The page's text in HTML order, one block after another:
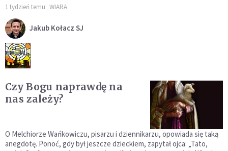
1 tydzień temu WIARA
Jakub Kołacz SJ
Czy Bogu naprawdę na
nas zależy?
O Melchiorze Wańkowiczu, pisarzu i dziennikarzu, opowiada się taką
anegdotę. Ponoć, gdy był jeszcze dzieckiem, zapytał ojca: „Tato,